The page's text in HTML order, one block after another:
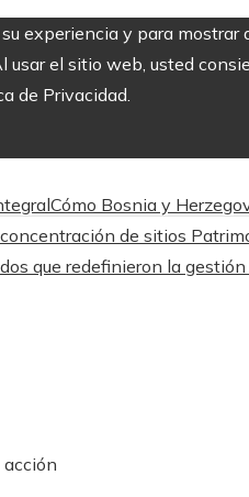
experiencia y para
el sitio web, usted
de Privacidad.
Cómo Bosnia y
de sitios
que redefinieron la
acción